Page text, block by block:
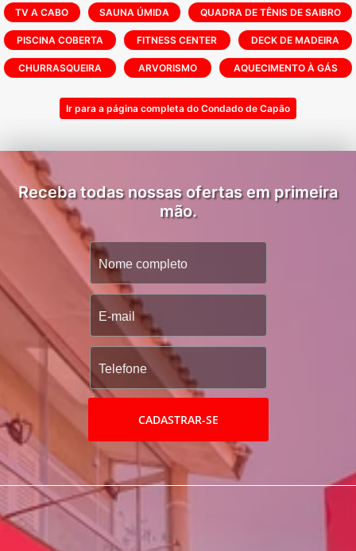
- Praia artificial com lago e toboágua
- Quadras poliesportivas
- Playgrounds
TV A CABO SAUNA ÚMIDA QUADRA DE TÊNIS DE SAIBRO
PISCINA COBERTA FITNESS CENTER DECK DE MADEIRA
CHURRASQUEIRA ARVORISMO AQUECIMENTO À GÁS
Ir para a página completa do Condado de Capão
Receba todas nossas ofertas em primeira
mão.
CADASTRAR-SE